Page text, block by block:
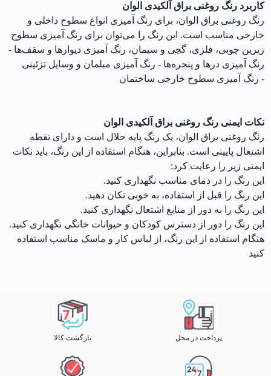
کاربرد رنگ روغنی براق آلکیدی الوان
رنگ روغنی براق الوان، برای رنگ آمیزی انواع سطوح داخلی و
خارجی مناسب است. این رنگ را می‌توان برای رنگ آمیزی سطوح
زیرین چوبی، فلزی، گچی و سیمان، رنگ آمیزی دیوارها و سقف‌ها -
رنگ آمیزی درها و پنجره‌ها - رنگ آمیزی مبلمان و وسایل تزئینی
- رنگ آمیزی سطوح خارجی ساختمان
نکات ایمنی رنگ روغنی براق آلکیدی الوان
رنگ روغنی براق الوان، یک رنگ پایه حلال است و دارای نقطه
اشتعال پایینی است. بنابراین، هنگام استفاده از این رنگ، باید نکات
ایمنی زیر را رعایت کرد:
این رنگ را در دمای مناسب نگهداری کنید.
این رنگ را قبل از استفاده، به خوبی تکان دهید.
این رنگ را به دور از منابع اشتعال نگهداری کنید.
این رنگ را دور از دسترس کودکان و حیوانات خانگی نگهداری کنید.
هنگام استفاده از این رنگ، از لباس کار و ماسک مناسب استفاده
کنید
پرداخت در محل بازگشت کالا